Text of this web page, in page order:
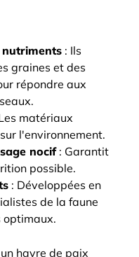
nutriments : Ils
graines et des
répondre aux
matériaux
l'environnement.
nocif: Garantit
possible.
: Développées en
de la faune
optimaux.
havre de paix